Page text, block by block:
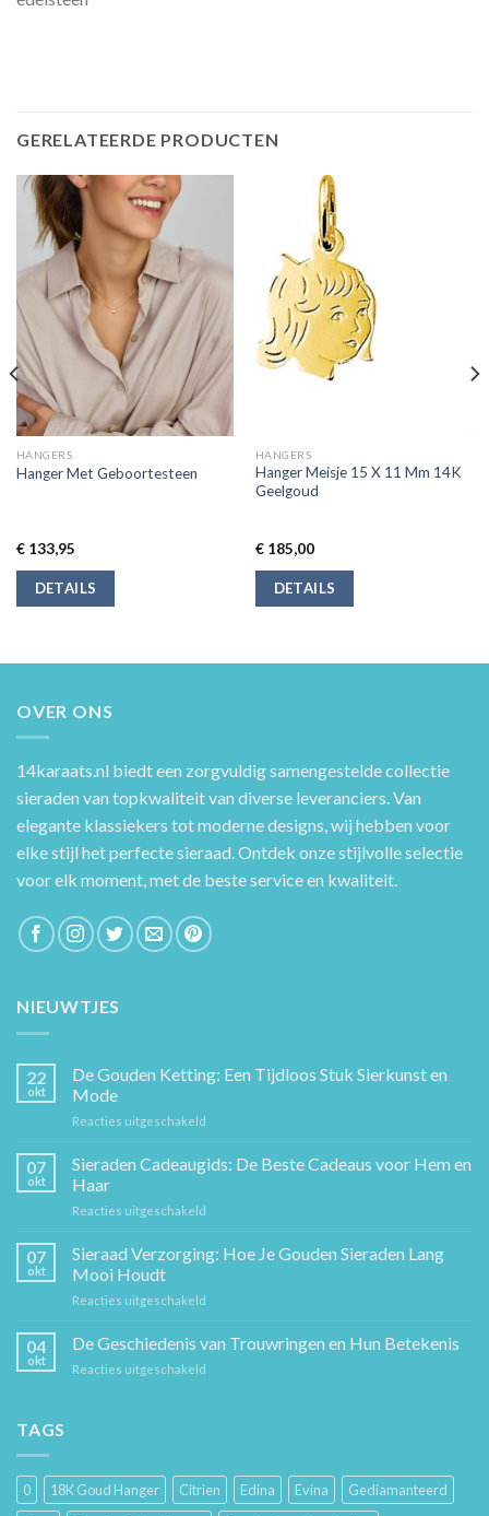
GERELATEERDE PRODUCTEN
HANGERS
Hanger Met Geboortesteen
€133,95
DETAILS
HANGERS
Hanger Meisje 15 X 11 Mm 14K
Geelgoud
€185,00
DETAILS
OVER ONS
14karaats.nl biedt een zorgvuldig samengestelde collectie
sieraden van topkwaliteit van diverse leveranciers. Van
elegante klassiekers tot moderne designs, wij hebben voor
elke stijl het perfecte sieraad. Ontdek onze stijlvolle selectie
voor elk moment, met de beste service en kwaliteit.
NIEUWTJES
22
okt
De Gouden Ketting: Een Tijdloos Stuk Sierkunst en
Mode
Reacties uitgeschakeld
Gouden
Ketting:
Sierkunst
en
07
okt
Sieraden Cadeaugids: De Beste Cadeaus voor Hem en
Haar
Reacties uitgeschakeld
Cadeaugids:
De
Hem
07
okt
Sieraad Verzorging: Hoe Je Gouden Sieraden Lang
Mooi Houdt
Reacties uitgeschakeld
Verzorging:
Hoe
04
okt
De Geschiedenis van Trouwringen en Hun Betekenis
Reacties uitgeschakeld
Hun
Betekenis
TAGS
0 18K Goud Hanger Citrien Edina Evina
Gediamanteerd